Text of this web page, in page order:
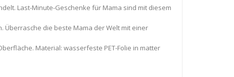
Last-Minute-Geschenke für Mama sind mit diesem
Überrasche die beste Mama der Welt mit einer
Material: wasserfeste PET-Folie in matter